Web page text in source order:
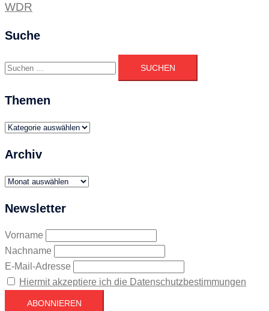
WDR
Suche
Suchen
nach:
Themen
Themen
Archiv
Archiv
Newsletter
Vorname
Nachname
E-Mail-Adresse
Hiermit akzeptiere ich die Datenschutzbestimmungen